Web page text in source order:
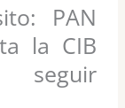
PAN
la CIB